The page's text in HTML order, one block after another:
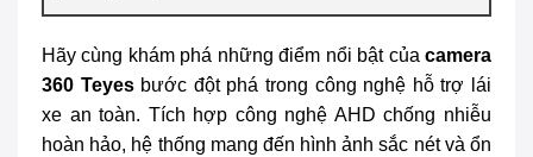
Hãy cùng khám phá những điểm nổi bật của camera
360 Teyesbước đột phá trong công nghệ hỗ trợ lái
xe an toàn. Tích hợp công nghệ AHD chống nhiễu
hoàn hảo, hệ thống mang đến hình ảnh sắc nét và ổn